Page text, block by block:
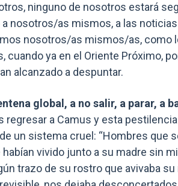
ninguno de nosotros estará
nosotros/as mismos, a las
nosotros/as mismos/as, como
cuando ya en el Oriente Próximo,
alcanzado a despuntar.
global, a no salir, a parar, a
regresar a Camus y esta
un sistema cruel: “Hombres que
vivido junto a su madre sin
trazo de su rostro que avivaba